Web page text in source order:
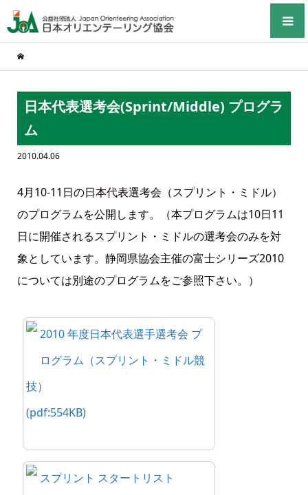
日本代表選考会(Sprint/Middle) プログラ
ム
2010.04.06
4月10-11日の日本代表選考会（スプリント・ミドル）
のプログラムを公開します。（本プログラムは10日11
日に開催されるスプリント・ミドルの選考会のみを対
象としています。静岡県協会主催の富士シリーズ2010
については別途のプログラムをご参照下さい。）
2010 年度日本代表選手選考会 プ
ログラム（スプリント・ミドル競
技）
(pdf:554KB)
スプリント スタートリスト